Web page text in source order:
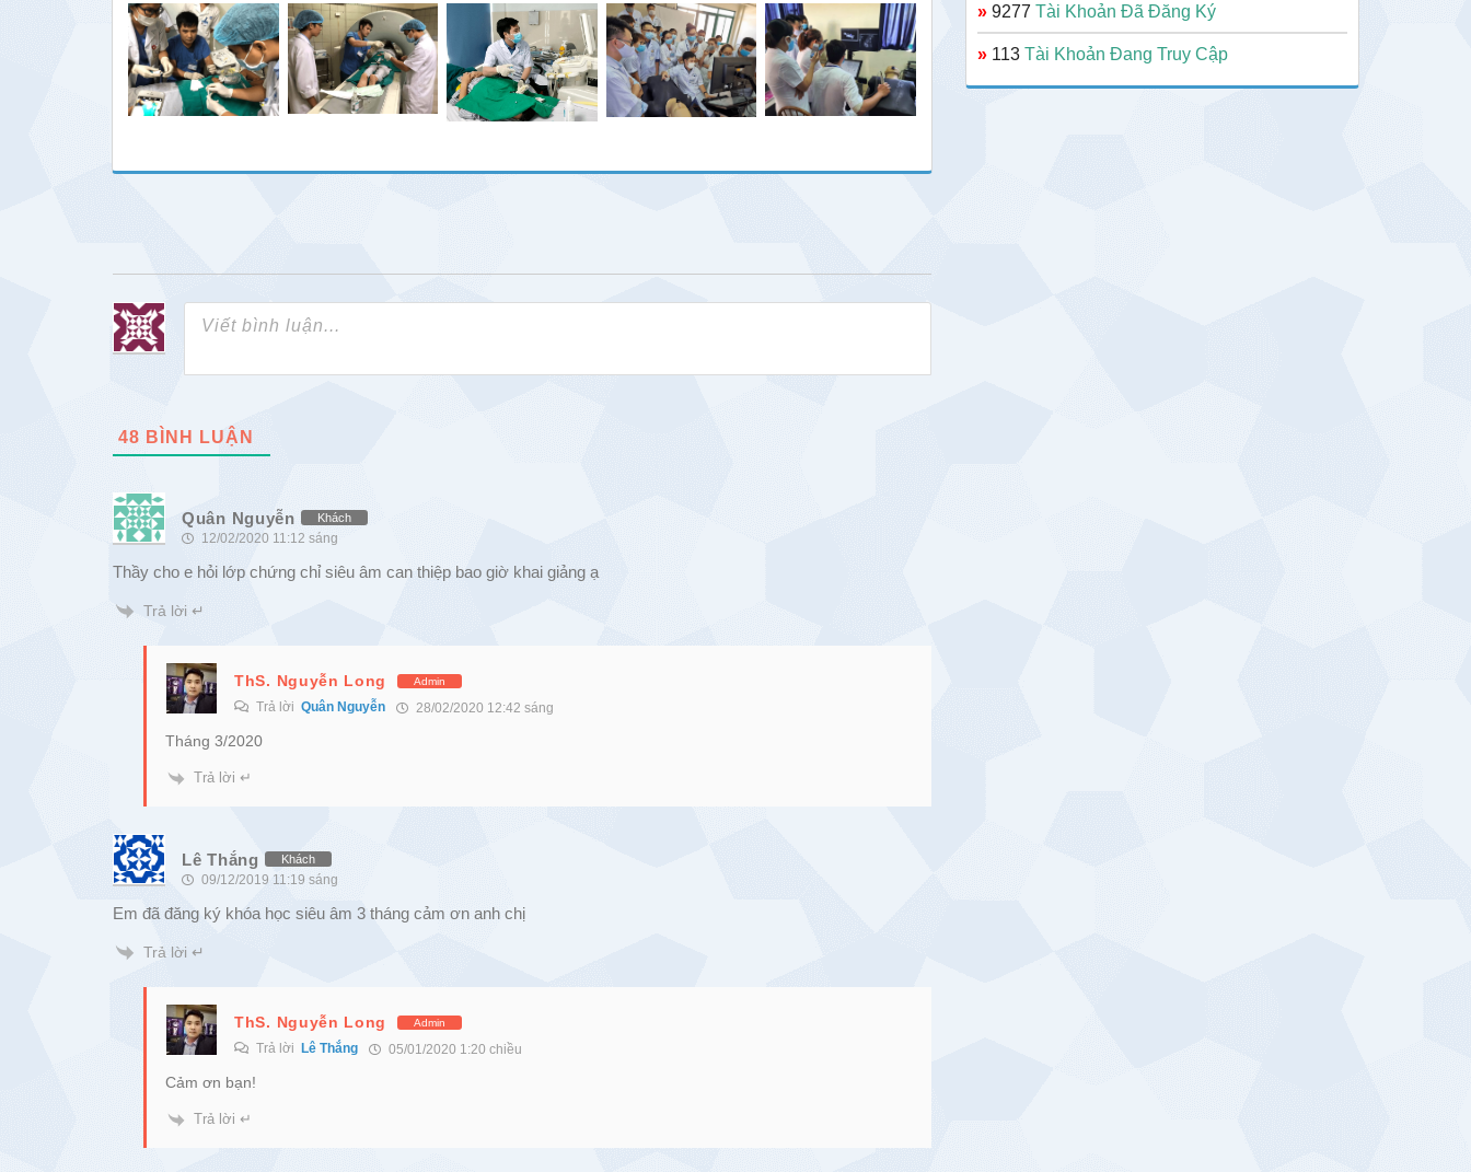
48 BÌNH LUẬN
Quân Nguyễn Khách
12/02/2020 11:12 sáng
Thầy cho e hỏi lớp chứng chỉ siêu âm can thiệp bao giờ khai giảng ạ
Trả lời ↵
ThS. Nguyễn Long Admin
Trả lời Quân Nguyễn 28/02/2020 12:42 sáng
Tháng 3/2020
Trả lời ↵
Lê Thắng Khách
09/12/2019 11:19 sáng
Em đã đăng ký khóa học siêu âm 3 tháng cảm ơn anh chị
Trả lời ↵
ThS. Nguyễn Long Admin
Trả lời Lê Thắng 05/01/2020 1:20 chiều
Cảm ơn bạn!
Trả lời ↵
» 9277 Tài Khoản Đã Đăng Ký
» 113 Tài Khoản Đang Truy Cập